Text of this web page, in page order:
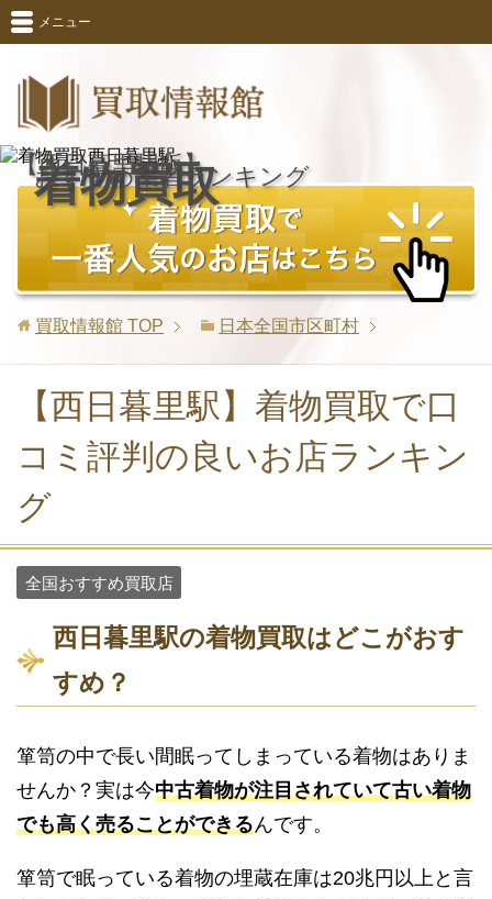
メニュー
【西日暮里駅版】
着物買取
おすすめ業者ランキング
買取情報館 TOP 日本全国市区町村
【西日暮里駅】着物買取で口
コミ評判の良いお店ランキン
グ
全国おすすめ買取店
西日暮里駅の着物買取はどこがおす
すめ？
箪笥の中で長い間眠ってしまっている着物はありま
せんか？実は今中古着物が注目されていて古い着物
でも高く売ることができるんです。
箪笥で眠っている着物の埋蔵在庫は20兆円以上と言